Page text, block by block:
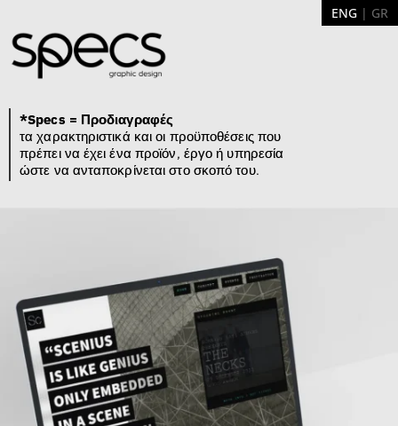
ENG | GR
*Specs = Προδιαγραφές
τα χαρακτηριστικά και οι προϋποθέσεις που
πρέπει να έχει ένα προϊόν, έργο ή υπηρεσία
ώστε να ανταποκρίνεται στο σκοπό του.